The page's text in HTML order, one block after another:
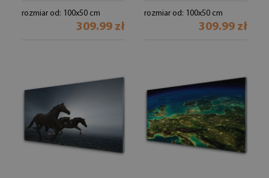
rozmiar od: 100x50 cm
309.99 zł
rozmiar od: 100x50 cm
309.99 zł